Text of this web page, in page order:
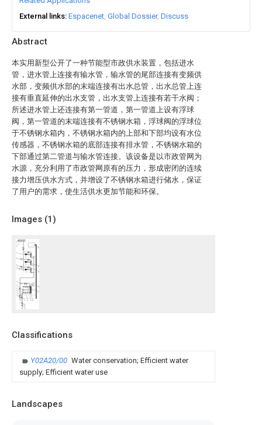
Abstract
本实用新型公开了一种节能型市政供水装置，包括进水
管，进水管上连接有输水管，输水管的尾部连接有变频供
水部，变频供水部的末端连接有出水总管，出水总管上连
接有垂直延伸的出水支管，出水支管上连接有若干水阀；
所述进水管上还连接有第一管道，第一管道上设有浮球
阀，第一管道的末端连接有不锈钢水箱，浮球阀的浮球位
于不锈钢水箱内，不锈钢水箱内的上部和下部均设有水位
传感器，不锈钢水箱的底部连接有排水管，不锈钢水箱的
下部通过第二管道与输水管连接。该设备是以市政管网为
水源，充分利用了市政管网原有的压力，形成密闭的连续
接力增压供水方式，并增设了不锈钢水箱进行储水，保证
了用户的需求，使生活供水更加节能和环保。
Images (1)
Classifications
Y02A20/00 Water conservation; Efficient water
supply; Efficient water use
Landscapes
External links Espacenet Global Dossier Discuss